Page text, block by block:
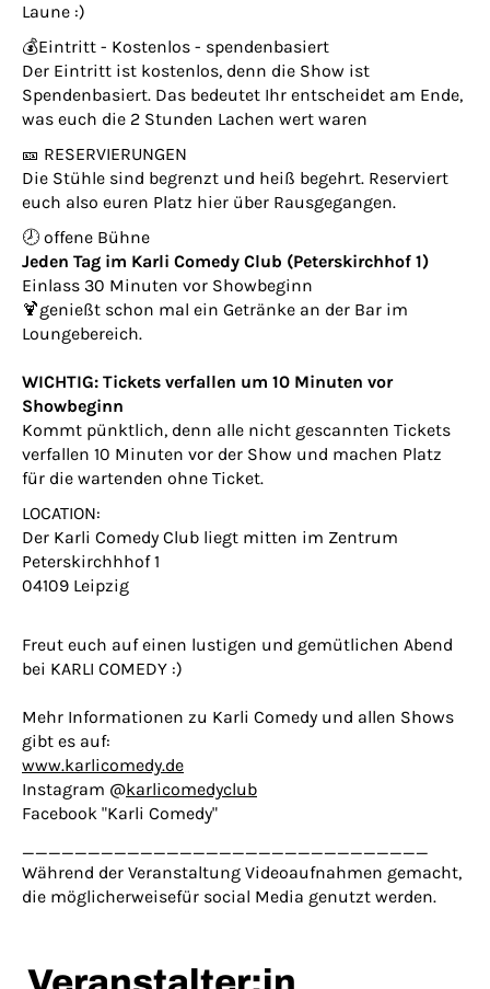
Laune :)
💰Eintritt - Kostenlos - spendenbasiert
Der Eintritt ist kostenlos, denn die Show ist
Spendenbasiert. Das bedeutet Ihr entscheidet am Ende,
was euch die 2 Stunden Lachen wert waren
🎫 RESERVIERUNGEN
Die Stühle sind begrenzt und heiß begehrt. Reserviert
euch also euren Platz hier über Rausgegangen.
🕗 offene Bühne
Jeden Tag im Karli Comedy Club (Peterskirchhof 1)
Einlass 30 Minuten vor Showbeginn
🍹genießt schon mal ein Getränke an der Bar im
Loungebereich.
WICHTIG: Tickets verfallen um 10 Minuten vor
Showbeginn
Kommt pünktlich, denn alle nicht gescannten Tickets
verfallen 10 Minuten vor der Show und machen Platz
für die wartenden ohne Ticket.
LOCATION:
Der Karli Comedy Club liegt mitten im Zentrum
Peterskirchhhof 1
04109 Leipzig
Freut euch auf einen lustigen und gemütlichen Abend
bei KARLI COMEDY :)
Mehr Informationen zu Karli Comedy und allen Shows
gibt es auf:
www.karlicomedy.de
Instagram @karlicomedyclub
Facebook "Karli Comedy"
_______________________________
Während der Veranstaltung Videoaufnahmen gemacht,
die möglicherweisefür social Media genutzt werden.